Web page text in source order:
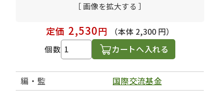
［ 画像を拡大する ］
定価 2,530円
（本体 2,300 円）
個数
カートへ入れる
編・監
国際交流基金